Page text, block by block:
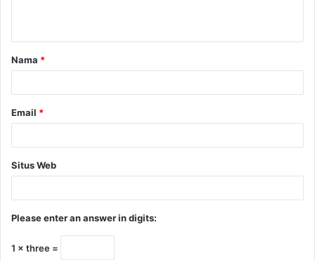
Nama *
Email *
Situs Web
Please enter an answer in digits:
1 × three =